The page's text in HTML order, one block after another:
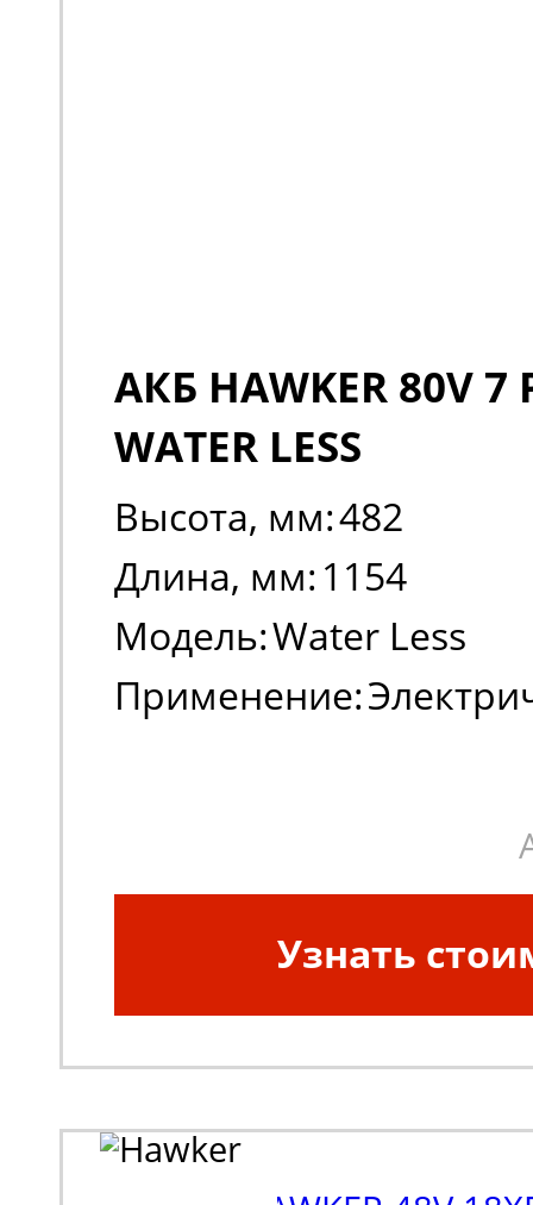
АКБ HAWKER 80V 7
WATER LESS
Высота, мм:482
Длина, мм: 1154
Модель:Water Less
Применение:
Узнать